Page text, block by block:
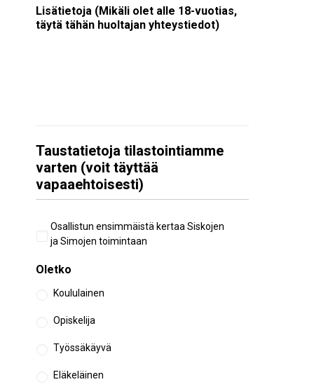
Lisätietoja (Mikäli olet alle 18-vuotias,
täytä tähän huoltajan yhteystiedot)
Taustatietoja tilastointiamme
varten (voit täyttää
vapaaehtoisesti)
Aiempi
osallistuminen
Osallistun ensimmäistä kertaa Siskojen
ja Simojen toimintaan
Oletko
Koululainen
Opiskelija
Työssäkäyvä
Eläkeläinen